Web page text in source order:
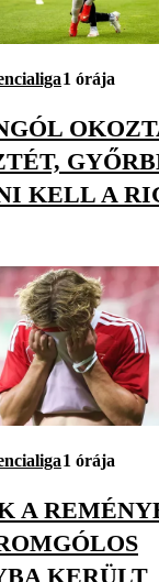
1 órája
KELL A
1 órája
A
KERÜLT